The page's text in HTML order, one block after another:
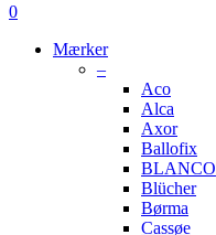
søge
0
Mærker
–
Aco
Alca
Axor
Ballofix
BLANCO
Blücher
Børma
Cassøe